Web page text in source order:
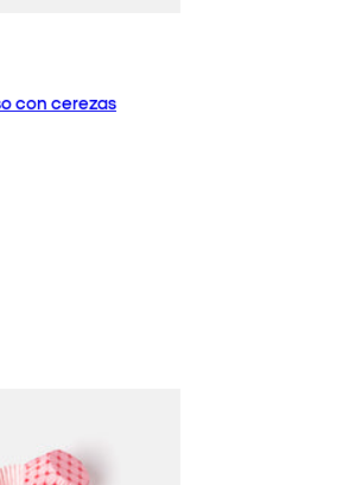
con cerezas